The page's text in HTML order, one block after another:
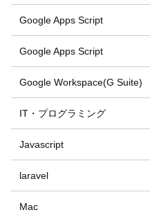
Google Apps Script
Google Apps Script
Google Workspace(G Suite)
IT・プログラミング
Javascript
laravel
Mac